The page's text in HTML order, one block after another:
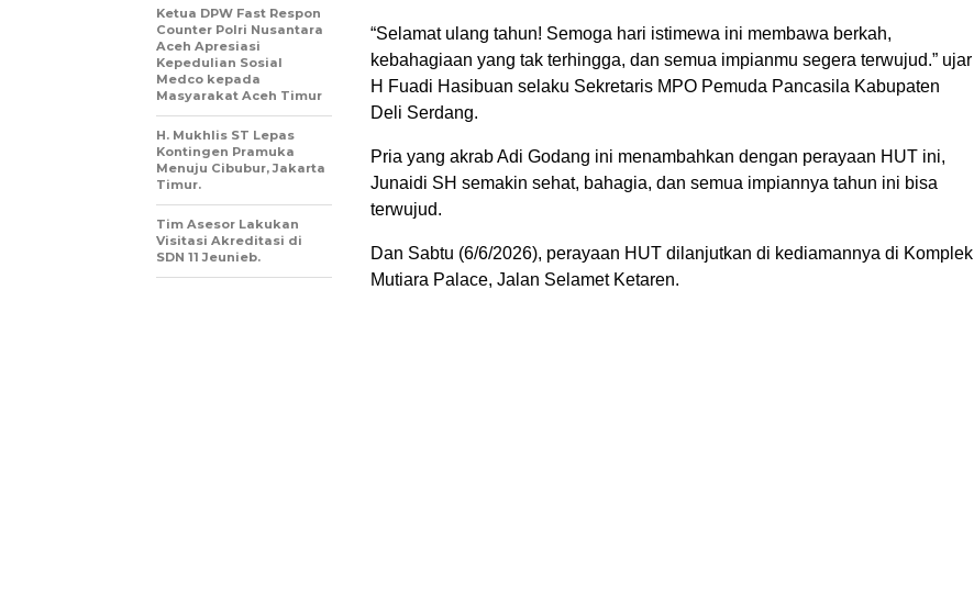
“Selamat ulang tahun! Semoga hari istimewa ini membawa berkah,
kebahagiaan yang tak terhingga, dan semua impianmu segera terwujud.” ujar
H Fuadi Hasibuan selaku Sekretaris MPO Pemuda Pancasila Kabupaten
Deli Serdang.
Pria yang akrab Adi Godang ini menambahkan dengan perayaan HUT ini,
Junaidi SH semakin sehat, bahagia, dan semua impiannya tahun ini bisa
terwujud.
Dan Sabtu (6/6/2026), perayaan HUT dilanjutkan di kediamannya di Komplek
Mutiara Palace, Jalan Selamet Ketaren.
Ketua DPW Fast Respon
Counter Polri Nusantara
Aceh Apresiasi
Kepedulian Sosial
Medco kepada
Masyarakat Aceh Timur
H. Mukhlis ST Lepas
Kontingen Pramuka
Menuju Cibubur, Jakarta
Timur.
Tim Asesor Lakukan
Visitasi Akreditasi di
SDN 11 Jeunieb.